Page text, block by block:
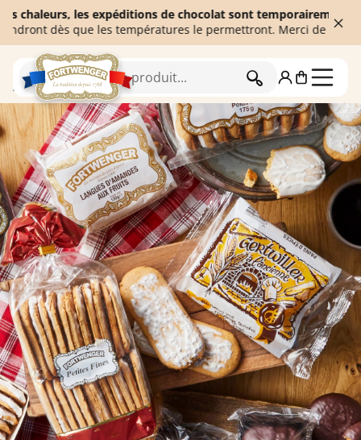
les expéditions de chocolat sont temporairement
dès que les températures le permettront. Merci de votre
RECHERCHER
Accueil Pains d'épices